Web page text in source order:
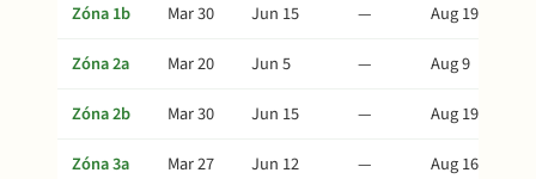
Zóna 1b
Mar 30 Jun 15 —
Aug 19
Zóna 2a
Mar 20 Jun 5 —
Aug 9
Zóna 2b
Mar 30 Jun 15 —
Aug 19
Zóna 3a
Mar 27 Jun 12 —
Aug 16